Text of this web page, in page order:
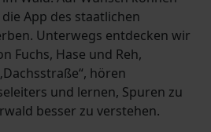
App des staatlichen
Unterwegs entdecken wir
Fuchs, Hase und Reh,
hören
und lernen, Spuren zu
besser zu verstehen.